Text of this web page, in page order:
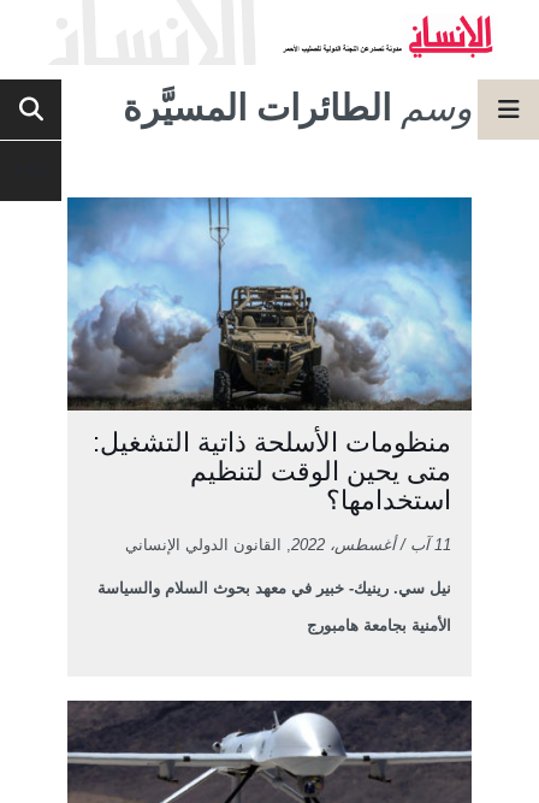
وسم الطائرات المسيَّرة
منظومات الأسلحة ذاتية التشغيل:
متى يحين الوقت لتنظيم
استخدامها؟
11 آب / أغسطس، 2022 , القانون الدولي الإنساني
نيل سي. رينيك- خبير في معهد بحوث السلام والسياسة
الأمنية بجامعة هامبورج